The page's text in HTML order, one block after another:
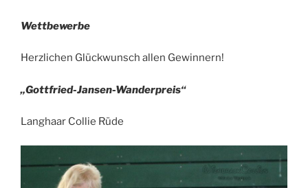
Wettbewerbe
Herzlichen Glückwunsch allen Gewinnern!
„Gottfried-Jansen-Wanderpreis“
Langhaar Collie Rüde